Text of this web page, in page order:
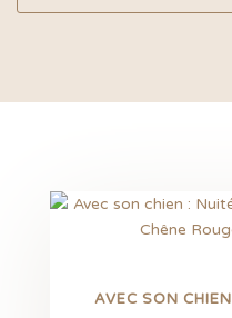
AVEC SON CHIEN